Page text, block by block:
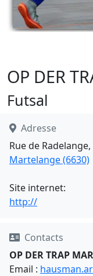
OP DER
Futsal
Adresse
Rue de Radelange,
Martelange (6630)
Site internet:
http://
Contacts
OP DER TRAP
Email :